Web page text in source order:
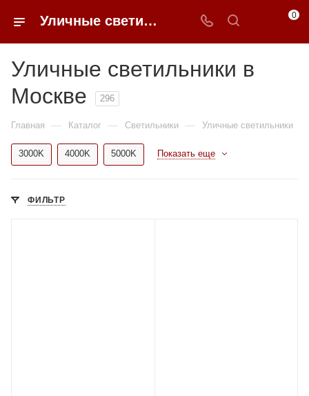
Уличные светильники в Москве купить по доступным ценам с доставкой от 0ФФЕР.ру 0
Уличные светильники в
Москве
296
Главная — Каталог — Светильники — Уличные светильники
3000K 4000K 5000K Показать еще
ФИЛЬТР